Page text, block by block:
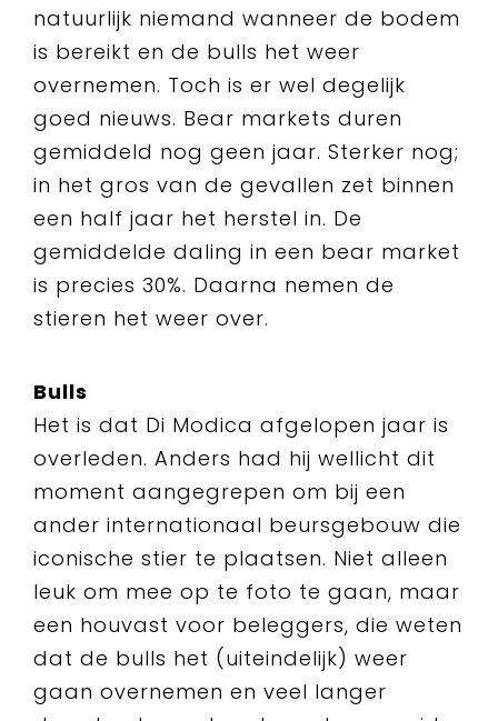
natuurlijk niemand wanneer de bodem
is bereikt en de bulls het weer
overnemen. Toch is er wel degelijk
goed nieuws. Bear markets duren
gemiddeld nog geen jaar. Sterker nog;
in het gros van de gevallen zet binnen
een half jaar het herstel in. De
gemiddelde daling in een bear market
is precies 30%. Daarna nemen de
stieren het weer over.
Bulls
Het is dat Di Modica afgelopen jaar is
overleden. Anders had hij wellicht dit
moment aangegrepen om bij een
ander internationaal beursgebouw die
iconische stier te plaatsen. Niet alleen
leuk om mee op te foto te gaan, maar
een houvast voor beleggers, die weten
dat de bulls het (uiteindelijk) weer
gaan overnemen en veel langer